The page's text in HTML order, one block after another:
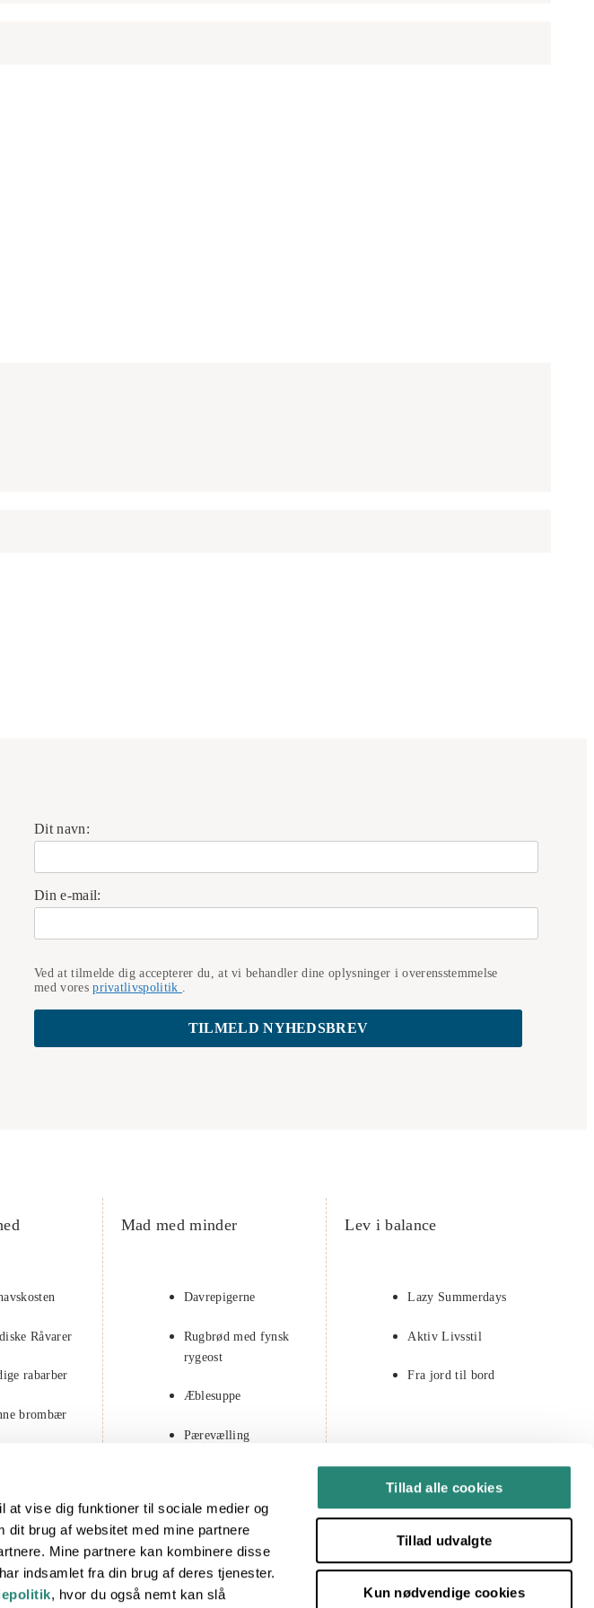
at vise dig funktioner til sociale medier og
dit brug af websitet med mine partnere
Mine partnere kan kombinere disse
indsamlet fra din brug af deres tjenester.
, hvor du også nemt kan slå
Tillad alle cookies
Tillad udvalgte
Kun nødvendige cookies
Dit navn:
Din e-mail:
Ved at tilmelde dig accepterer du, at vi behandler dine oplysninger i overensstemmelse
med voresprivatlivspolitik
Råvarer
rabarber
brombær
Mad med minder
Davrepigerne
Rugbrød med fynsk
rygeost
Æblesuppe
Pærevælling
Lev i balance
Lazy Summerdays
Aktiv Livsstil
Fra jord til bord